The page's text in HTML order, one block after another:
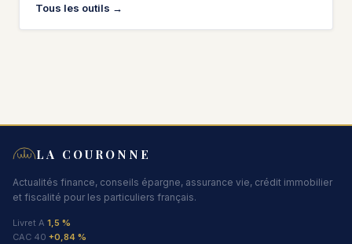
Tous les outils →
LA COURONNE
Actualités finance, conseils épargne, assurance vie, crédit immobilier
et fiscalité pour les particuliers français.
Livret A 1,5 %
CAC 40 +0,84 %